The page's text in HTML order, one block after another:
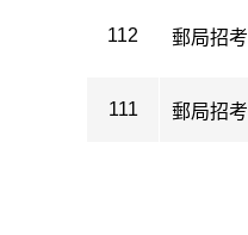
112 郵局招考
111 郵局招考